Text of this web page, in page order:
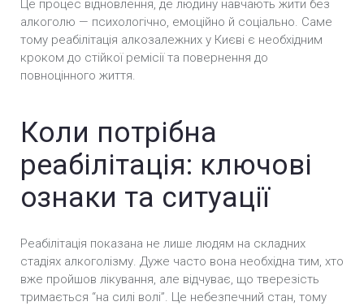
Це процес відновлення, де людину навчають жити без
алкоголю — психологічно, емоційно й соціально. Саме
тому реабілітація алкозалежних у Києві є необхідним
кроком до стійкої ремісії та повернення до
повноцінного життя.
Коли потрібна
реабілітація: ключові
ознаки та ситуації
Реабілітація показана не лише людям на складних
стадіях алкоголізму. Дуже часто вона необхідна тим, хто
вже пройшов лікування, але відчуває, що тверезість
тримається “на силі волі”. Це небезпечний стан, тому